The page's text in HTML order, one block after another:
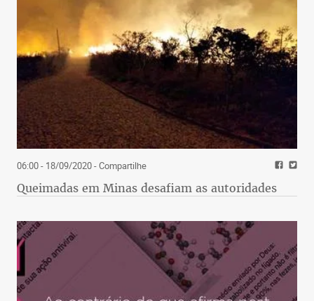
06:00 - 18/09/2020- Compartilhe
Queimadas em Minas desafiam as autoridades